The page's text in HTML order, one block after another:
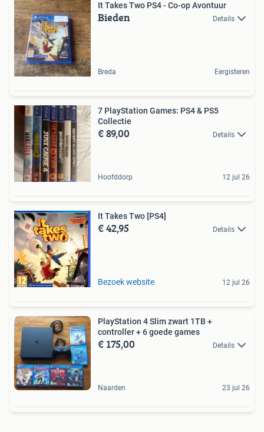
It Takes Two PS4 - Co-op Avontuur
Bieden Details
Breda Eergisteren
7 PlayStation Games: PS4 & PS5
Collectie
€ 89,00 Details
Hoofddorp 12 jul 26
It Takes Two [PS4]
€ 42,95 Details
Bezoek website 12 jul 26
PlayStation 4 Slim zwart 1TB +
controller + 6 goede games
€ 175,00 Details
Naarden 23 jul 26